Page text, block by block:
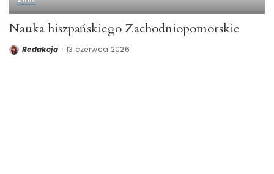
Nauka hiszpańskiego Zachodniopomorskie
PostedRedakcja 13 czerwca 2026